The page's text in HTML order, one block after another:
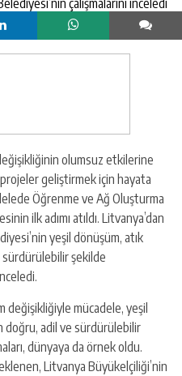
olumsuz etkilerine
geliştirmek için hayata
Öğrenme ve Ağ Oluşturma
ilk adımı atıldı. Litvanya’dan
yeşil dönüşüm, atık
sürdürülebilir şekilde
değişikliğiyle mücadele, yeşil
doğru, adil ve sürdürülebilir
dünyaya da örnek oldu.
Litvanya Büyükelçiliği’nin